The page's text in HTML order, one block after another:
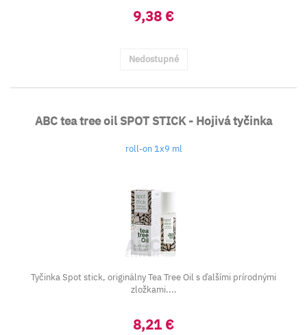
9,38 €
Nedostupné
ABC tea tree oil SPOT STICK - Hojivá tyčinka
roll-on 1x9 ml
Tyčinka Spot stick, originálny Tea Tree Oil s ďalšími prírodnými
zložkami....
8,21 €